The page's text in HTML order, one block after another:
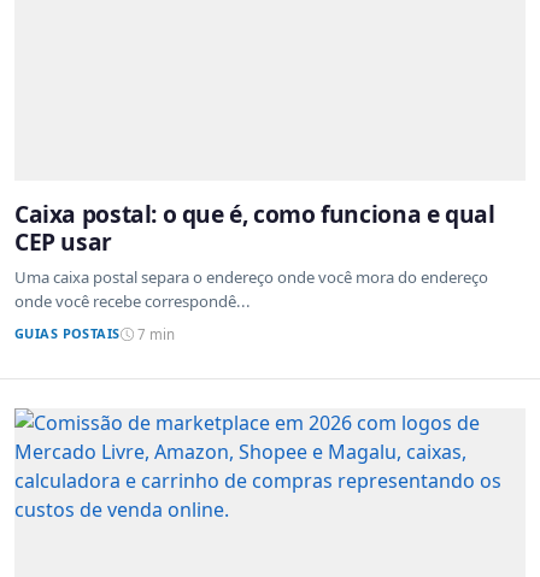
Caixa postal: o que é, como funciona e qual
CEP usar
Uma caixa postal separa o endereço onde você mora do endereço
onde você recebe correspondê...
GUIAS POSTAIS 7 min